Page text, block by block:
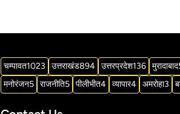
चम्पावत1023 उत्तराखंड894 उत्तरप्रदेश136 मुरादाबाद
मनोरंजन5 राजनीति5 पीलीभीत4 व्यापार4 अमरोहा3